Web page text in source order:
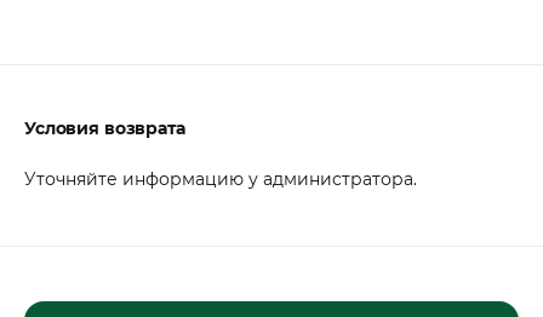
Условия возврата
Уточняйте информацию у администратора.